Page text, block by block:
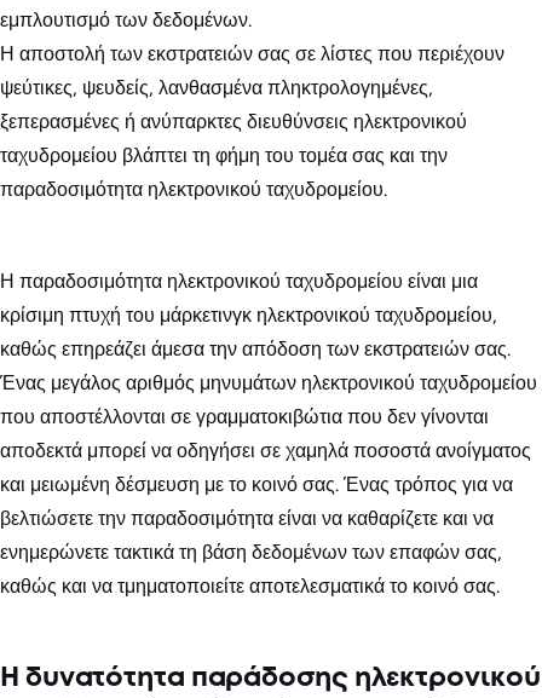
εμπλουτισμό των δεδομένων.
Η αποστολή των εκστρατειών σας σε λίστες που περιέχουν
ψεύτικες, ψευδείς, λανθασμένα πληκτρολογημένες,
ξεπερασμένες ή ανύπαρκτες διευθύνσεις ηλεκτρονικού
ταχυδρομείου βλάπτει τη φήμη του τομέα σας και την
παραδοσιμότητα ηλεκτρονικού ταχυδρομείου.
Η παραδοσιμότητα ηλεκτρονικού ταχυδρομείου είναι μια
κρίσιμη πτυχή του μάρκετινγκ ηλεκτρονικού ταχυδρομείου,
καθώς επηρεάζει άμεσα την απόδοση των εκστρατειών σας.
Ένας μεγάλος αριθμός μηνυμάτων ηλεκτρονικού ταχυδρομείου
που αποστέλλονται σε γραμματοκιβώτια που δεν γίνονται
αποδεκτά μπορεί να οδηγήσει σε χαμηλά ποσοστά ανοίγματος
και μειωμένη δέσμευση με το κοινό σας. Ένας τρόπος για να
βελτιώσετε την παραδοσιμότητα είναι να καθαρίζετε και να
ενημερώνετε τακτικά τη βάση δεδομένων των επαφών σας,
καθώς και να τμηματοποιείτε αποτελεσματικά το κοινό σας.
Η δυνατότητα παράδοσης ηλεκτρονικού